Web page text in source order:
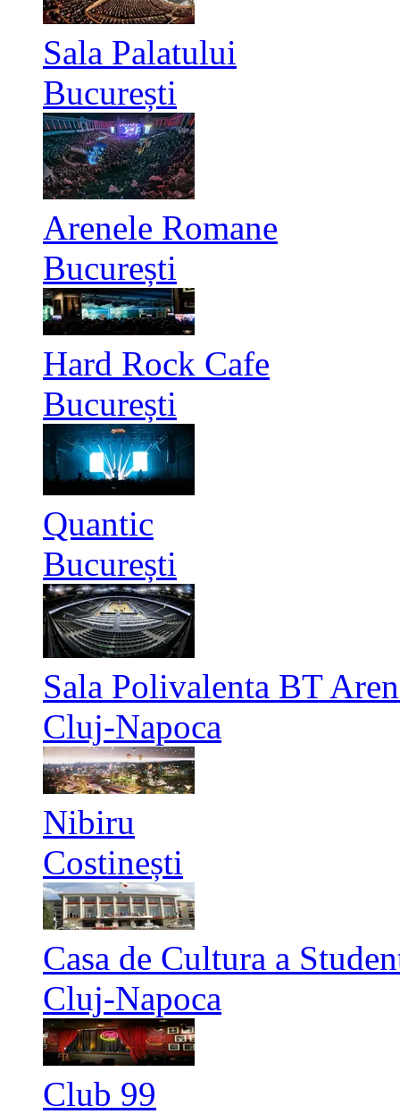
Sala Palatului
București
Arenele Romane
București
Hard Rock Cafe
București
Quantic
București
Sala Polivalenta BT
Cluj-Napoca
Nibiru
Costinești
Casa de Cultura a
Cluj-Napoca
Club 99